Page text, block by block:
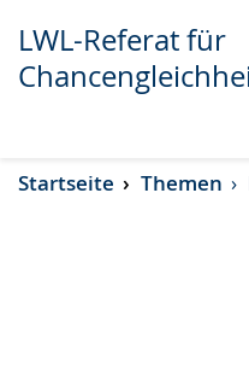
Transkript anzeigen
Abspielen
Pausieren
LWL-Referat für
Startseite Themen